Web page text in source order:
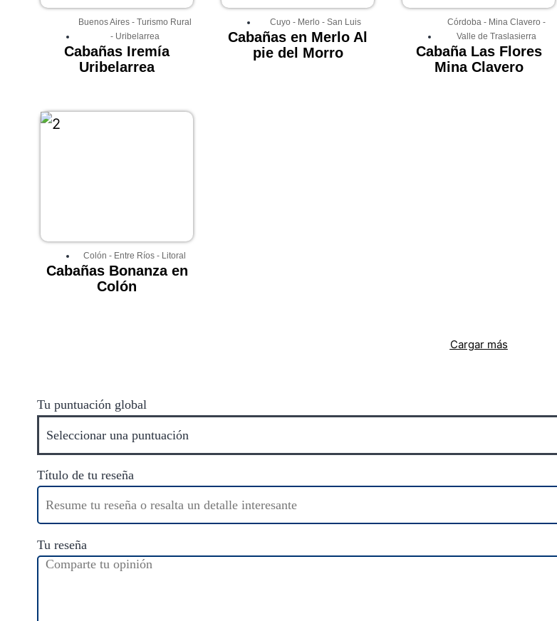
Buenos Aires- Turismo Rural
- Uribelarrea
Cabañas Iremía
Uribelarrea
Cuyo - Merlo - San Luis
Cabañas en Merlo Al
pie del Morro
Córdoba - Mina Clavero -
Valle de Traslasierra
Cabaña Las Flores
Mina Clavero
Colón - Entre Ríos - Litoral
Cabañas Bonanza en
Colón
Cargar más
Tu puntuación global
Título de tu reseña
Tu reseña